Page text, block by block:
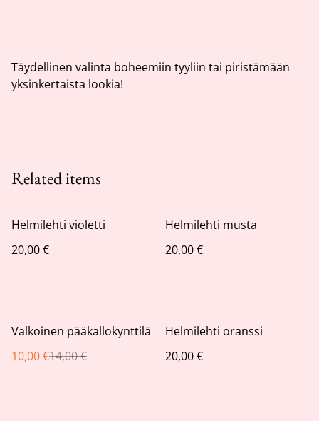
Täydellinen valinta boheemiin tyyliin tai piristämään
yksinkertaista lookia!
Related items
Helmilehti violetti
20,00 €
Helmilehti musta
20,00 €
%
Valkoinen pääkallokynttilä
10,00 €14,00 €
Helmilehti oranssi
20,00 €